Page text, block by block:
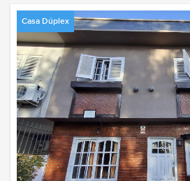
Casa Dúplex